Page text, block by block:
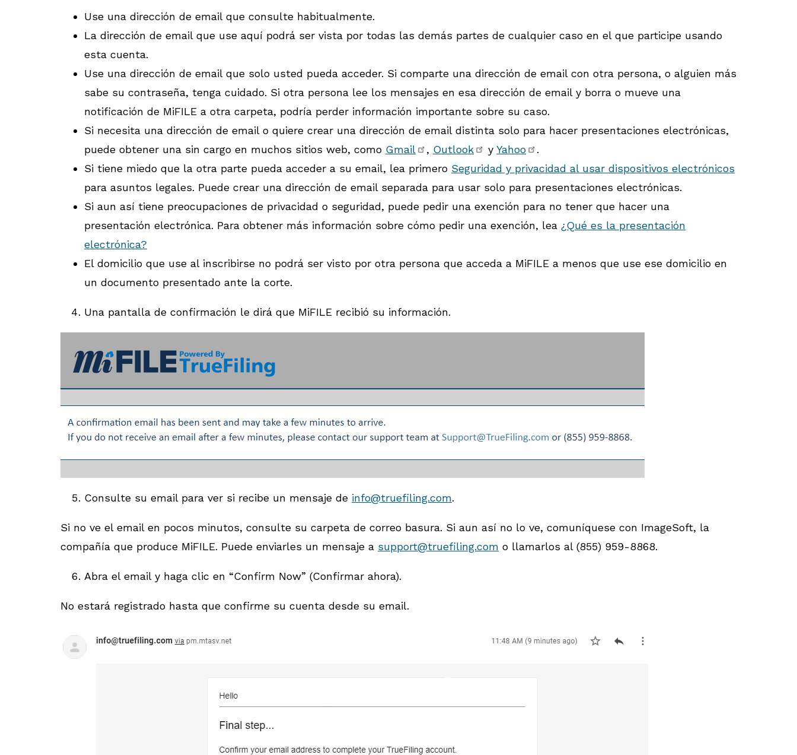
Use una dirección de email que consulte habitualmente.
La dirección de email que use aquí podrá ser vista por todas las demás partes de cualquier caso en el que participe usando
esta cuenta.
Use una dirección de email que solo usted pueda acceder. Si comparte una dirección de email con otra persona, o alguien más
sabe su contraseña, tenga cuidado. Si otra persona lee los mensajes en esa dirección de email y borra o mueve una
notificación de MiFILE a otra carpeta, podría perder información importante sobre su caso.
Si necesita una dirección de email o quiere crear una dirección de email distinta solo para hacer presentaciones electrónicas,
puede obtener una sin cargo en muchos sitios web, como Gmail , Outlook y Yahoo
.
Si tiene miedo que la otra parte pueda acceder a su email, lea primero Seguridad y privacidad al usar dispositivos electrónicos
para asuntos legales. Puede crear una dirección de email separada para usar solo para presentaciones electrónicas.
Si aun así tiene preocupaciones de privacidad o seguridad, puede pedir una exención para no tener que hacer una
presentación electrónica. Para obtener más información sobre cómo pedir una exención, lea ¿Qué es la presentación
electrónica?
El domicilio que use al inscribirse no podrá ser visto por otra persona que acceda a MiFILE a menos que use ese domicilio en
un documento presentado ante la corte.
Una pantalla de confirmación le dirá que MiFILE recibió su información.
Consulte su email para ver si recibe un mensaje de info@truefiling.com.
Si no ve el email en pocos minutos, consulte su carpeta de correo basura. Si aun así no lo ve, comuníquese con ImageSoft, la
compañía que produce MiFILE. Puede enviarles un mensaje a support@truefiling.com o llamarlos al (855) 959-8868.
Abra el email y haga clic en “Confirm Now” (Confirmar ahora).
No estará registrado hasta que confirme su cuenta desde su email.